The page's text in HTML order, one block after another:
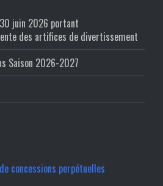
juin 2026 portant
des artifices de divertissement
Saison 2026-2027
concessions perpétuelles